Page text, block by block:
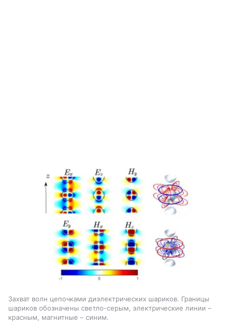
Захват волн цепочками диэлектрических шариков. Границы
шариков обозначены светло-серым, электрические линии –
красным, магнитные – синим.